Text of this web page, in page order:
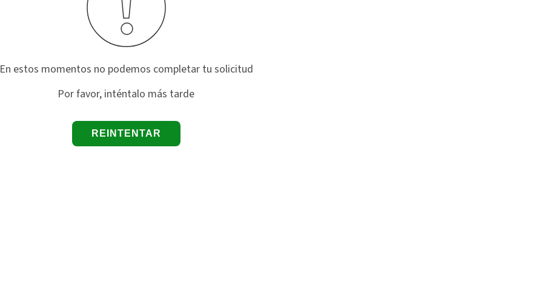
En estos momentos no podemos completar tu solicitud
Por favor, inténtalo más tarde
REINTENTAR